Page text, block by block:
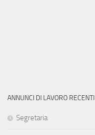
ANNUNCI DI LAVORO RECENTI
Segretaria